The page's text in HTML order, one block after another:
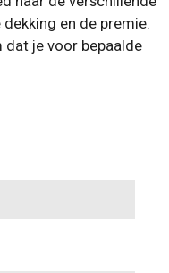
en de premie.
dat je voor bepaalde